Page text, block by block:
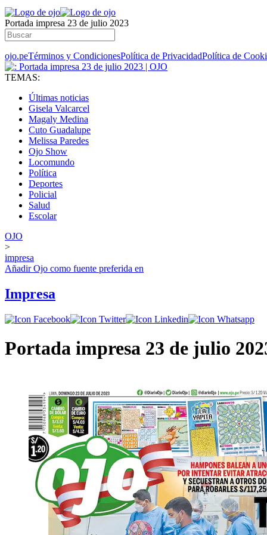
Portada impresa 23 de julio 2023
ojo.peTérminos y CondicionesPolítica de PrivacidadPolítica de
TEMAS:
Últimas noticias
Gisela Valcarcel
Magaly Medina
Cuto Guadalupe
Melissa Paredes
Ojo Show
Locomundo
Política
Deportes
Policial
Salud
Escolar
OJO
>
impresa
AñadirOjo como fuente preferida en
Impresa
Portada impresa 23 de julio